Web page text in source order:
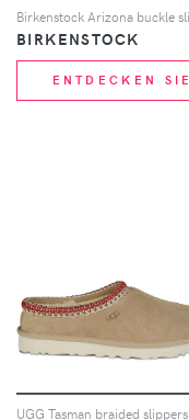
BIRKENSTOCK
ENTDECKEN SIE